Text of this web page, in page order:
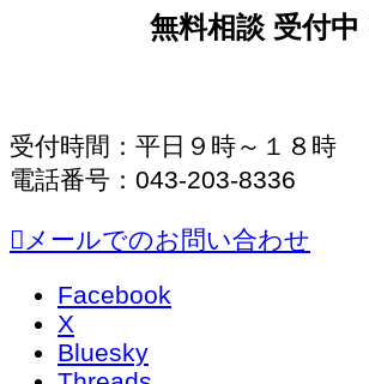
無料相談 受付中
受付時間：平日９時～１８時
電話番号：043-203-8336
メールでのお問い合わせ
Facebook
X
Bluesky